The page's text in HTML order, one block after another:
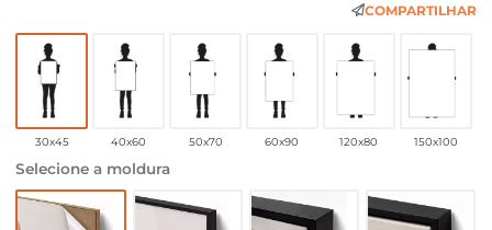
COMPARTILHAR
30x45 40x60 50x70 60x90 120x80 150x100
Selecione a moldura